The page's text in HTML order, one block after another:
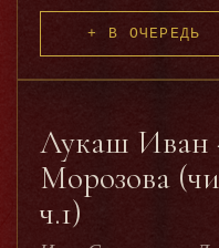
+ В ОЧЕРЕДЬ
Лукаш Иван
Морозова
ч.1)